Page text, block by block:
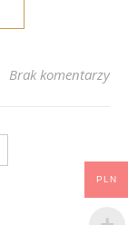
Brak komentarzy
PLN